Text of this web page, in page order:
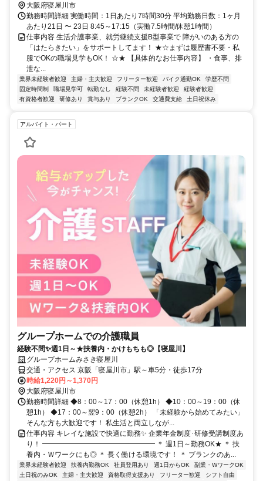
大阪府寝屋川市
勤務時間詳細 実働時間：1日あたり7時間30分 平均勤務日数：1ヶ月
あたり21日 〜 23日 8:45～17:15（実働7.5時間/休憩1時間）
仕事内容 生活介護事業、就労継続支援B型事業で 障がいのある方の
「はたらきたい」をサポートしてます！ ★☆まずは履歴書不要・私
服でOKの職場見学もOK！ ☆★ 【具体的なお仕事内容】 ・食事、排
泄な...
業界未経験者歓迎 主婦・主夫歓迎 フリーター歓迎 バイク通勤OK
学歴不問
固定時間制
職場見学可 転勤なし 経験不問 未経験者歓迎
経験者歓迎
有資格者歓迎
研修あり 賞与あり ブランクOK 交通費支給 土日祝休み
アルバイト・パート
グループホームでの介護職員
経験不問✨週1日～★扶養内・かけもちも◎【寝屋川】
グループホームみさき寝屋川
交通・アクセス 京阪「寝屋川市」駅～車5分・徒歩17分
時給1,220円～1,370円
大阪府寝屋川市
勤務時間詳細 ◆8：00～17：00（休憩1h） ◆10：00～19：00（休
憩1h） ◆17：00～翌9：00（休憩2h） 「未経験から始めてみたい」
そんな方も大歓迎です！ 私生活と両立しなが...
仕事内容 キレイな施設で快適に勤務✨ 企業年金制度･研修受講制度あ
り！ ━━━━━━━━━━━━━━━━ ＊ 週1日～勤務OK★ ＊ 扶
養内・Ｗワークにも◎ ＊ 長く働ける環境です！ ＊ ブランクのあ...
業界未経験者歓迎 扶養内勤務OK 社員登用あり 週1日からOK
副業・WワークOK
土日祝のみOK
主婦・主夫歓迎 資格取得支援あり フリーター歓迎
シフト自由